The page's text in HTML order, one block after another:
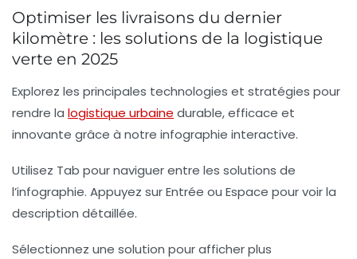
Optimiser les livraisons du dernier
kilomètre : les solutions de la logistique
verte en 2025
Explorez les principales technologies et stratégies pour
rendre la logistique urbaine durable, efficace et
innovante grâce à notre infographie interactive.
Utilisez Tab pour naviguer entre les solutions de
l’infographie. Appuyez sur Entrée ou Espace pour voir la
description détaillée.
Sélectionnez une solution pour afficher plus